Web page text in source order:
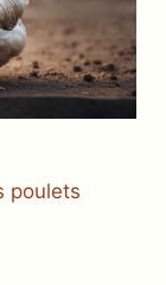
poulets